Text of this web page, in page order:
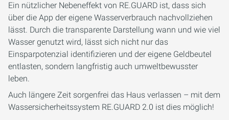
Ein nützlicher Nebeneffekt von RE.GUARD ist, dass sich
über die App der eigene Wasserverbrauch nachvollziehen
lässt. Durch die transparente Darstellung wann und wie viel
Wasser genutzt wird, lässt sich nicht nur das
Einsparpotenzial identifizieren und der eigene Geldbeutel
entlasten, sondern langfristig auch umweltbewusster
leben.
Auch längere Zeit sorgenfrei das Haus verlassen – mit dem
Wassersicherheitssystem RE.GUARD 2.0 ist dies möglich!